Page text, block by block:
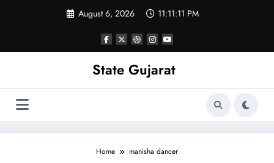
August 6, 2026 11:11:12 PM
State Gujarat
Home manisha dancer